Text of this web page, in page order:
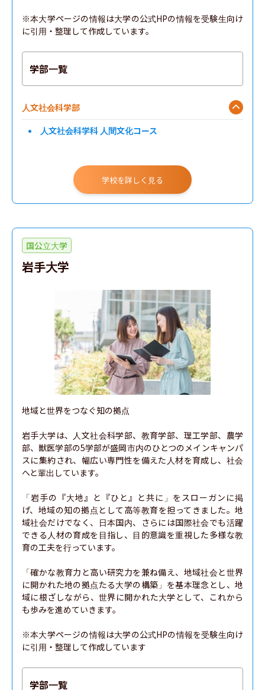
※本大学ページの情報は大学の公式HPの情報を受験生向け
に引用・整理して作成しています。
学部一覧
人文社会科学部
人文社会科学科 人間文化コース
学校を詳しく見る
国公立大学
岩手大学
地域と世界をつなぐ知の拠点
岩手大学は、人文社会科学部、教育学部、理工学部、農学
部、獣医学部の5学部が盛岡市内のひとつのメインキャンパ
スに集約され、幅広い専門性を備えた人材を育成し、社会
へと輩出しています。
「岩手の『大地』と『ひと』と共に」をスローガンに掲
げ、地域の知の拠点として高等教育を担ってきました。地
域社会だけでなく、日本国内、さらには国際社会でも活躍
できる人材の育成を目指し、目的意識を重視した多様な教
育の工夫を行っています。
「確かな教育力と高い研究力を兼ね備え、地域社会と世界
に開かれた地の拠点たる大学の構築」を基本理念とし、地
域に根ざしながら、世界に開かれた大学として、これから
も歩みを進めていきます。
※本大学ページの情報は大学の公式HPの情報を受験生向け
に引用・整理して作成しています
学部一覧